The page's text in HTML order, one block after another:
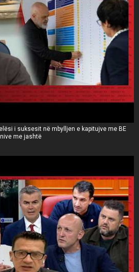
i suksesit në mbylljen e kapitujve me BE
me jashtë